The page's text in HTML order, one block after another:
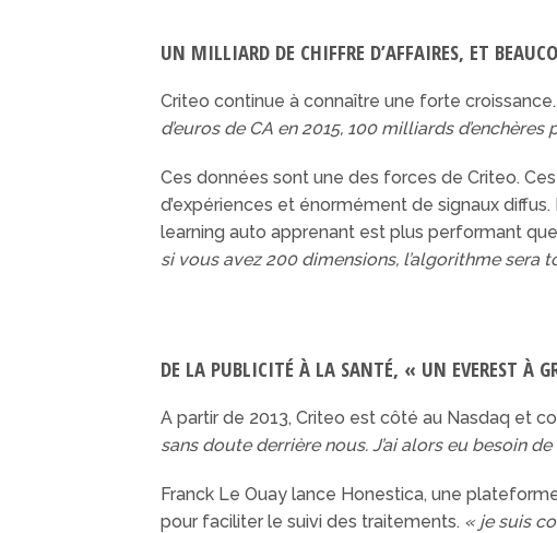
UN MILLIARD DE CHIFFRE D’AFFAIRES, ET
Criteo continue à connaître une forte
d’euros de CA en 2015, 100 milliards
Ces données sont une des forces de Criteo.
d’expériences et énormément de signaux
learning auto apprenant est plus performant que
si vous avez 200 dimensions, l’algorithme
DE LA PUBLICITÉ À LA SANTÉ, « UN EVEREST À
A partir de 2013, Criteo est côté au Nasdaq et
sans doute derrière nous. J’ai alors eu besoin
Franck Le Ouay lance Honestica, une
pour faciliter le suivi des traitements. « je suis